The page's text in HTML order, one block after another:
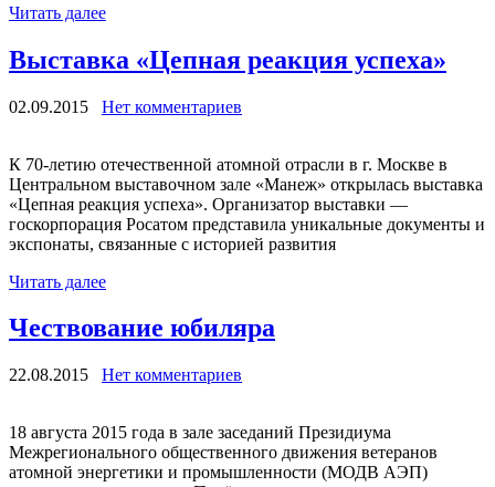
Читать далее
Выставка «Цепная реакция успеха»
02.09.2015 Нет комментариев
К 70-летию отечественной атомной отрасли в г. Москве в
Центральном выставочном зале «Манеж» открылась выставка
«Цепная реакция успеха». Организатор выставки —
госкорпорация Росатом представила уникальные документы и
экспонаты, связанные с историей развития
Читать далее
Чествование юбиляра
22.08.2015 Нет комментариев
18 августа 2015 года в зале заседаний Президиума
Межрегионального общественного движения ветеранов
атомной энергетики и промышленности (МОДВ АЭП)